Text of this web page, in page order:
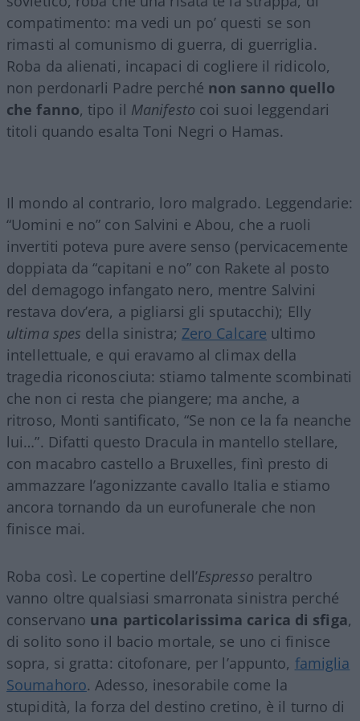
compatimento: ma vedi un po’ questi se son
rimasti al comunismo di guerra, di guerriglia.
Roba da alienati, incapaci di cogliere il ridicolo,
non perdonarli Padre perché non sanno quello
che fanno, tipo il Manifesto coi suoi leggendari
titoli quando esalta Toni Negri o Hamas.
Il mondo al contrario, loro malgrado. Leggendarie:
“Uomini e no” con Salvini e Abou, che a ruoli
invertiti poteva pure avere senso (pervicacemente
doppiata da “capitani e no” con Rakete al posto
del demagogo infangato nero, mentre Salvini
restava dov’era, a pigliarsi gli sputacchi); Elly
ultima spes della sinistra; Zero Calcare ultimo
intellettuale, e qui eravamo al climax della
tragedia riconosciuta: stiamo talmente scombinati
che non ci resta che piangere; ma anche, a
ritroso, Monti santificato, “Se non ce la fa neanche
lui…”. Difatti questo Dracula in mantello stellare,
con macabro castello a Bruxelles, finì presto di
ammazzare l’agonizzante cavallo Italia e stiamo
ancora tornando da un eurofunerale che non
finisce mai.
Roba così. Le copertine dell’Espresso peraltro
vanno oltre qualsiasi smarronata sinistra perché
conservano una particolarissima carica di sfiga,
di solito sono il bacio mortale, se uno ci finisce
sopra, si gratta: citofonare, per l’appunto, famiglia
Soumahoro. Adesso, inesorabile come la
stupidità, la forza del destino cretino, è il turno di